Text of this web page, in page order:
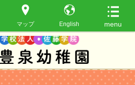
マップ English